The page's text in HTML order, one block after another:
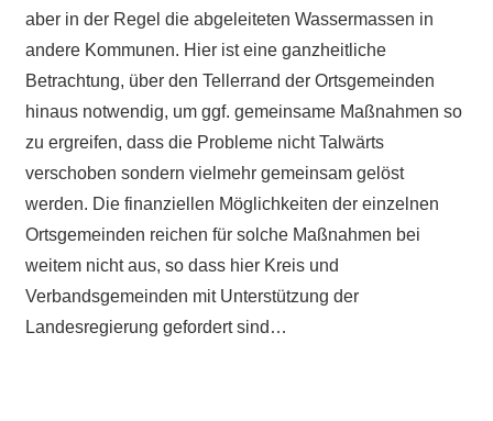
aber in der Regel die abgeleiteten Wassermassen in
andere Kommunen. Hier ist eine ganzheitliche
Betrachtung, über den Tellerrand der Ortsgemeinden
hinaus notwendig, um ggf. gemeinsame Maßnahmen so
zu ergreifen, dass die Probleme nicht Talwärts
verschoben sondern vielmehr gemeinsam gelöst
werden. Die finanziellen Möglichkeiten der einzelnen
Ortsgemeinden reichen für solche Maßnahmen bei
weitem nicht aus, so dass hier Kreis und
Verbandsgemeinden mit Unterstützung der
Landesregierung gefordert sind…